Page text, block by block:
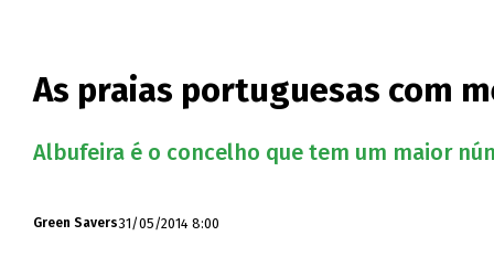
As praias portuguesas com
Albufeira é o concelho que tem um maior
Green Savers31/05/2014 8:00